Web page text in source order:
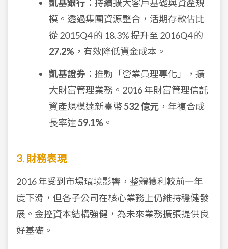
凱基銀行 ：持續擴大客戶基礎與資產規
模。透過集團資源整合，活期存款佔比
從 2015Q4 的 18.3% 提升至 2016Q4 的
27.2% ，有效降低資金成本。
凱基證券 ：推動「營業員理專化」，擴
大財富管理業務。2016 年財富管理信託
資產規模達新臺幣532 億元 ，年複合成
長率達59.1% 。
3. 財務表現
2016 年受到市場環境影響，整體獲利較前一年
度下滑，但各子公司在核心業務上仍維持穩健發
展。金控資本結構強健，為未來業務擴張提供良
好基礎。